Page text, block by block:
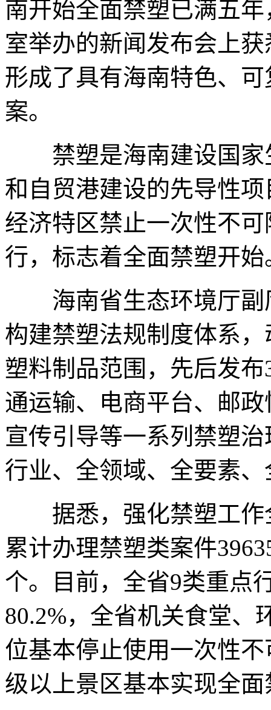
南开始全面禁塑已满五
室举办的新闻发布会上
形成了具有海南特色、
案。
禁塑是海南建设国家
和自贸港建设的先导性
经济特区禁止一次性不
行，标志着全面禁塑开始
海南省生态环境厅副
构建禁塑法规制度体系
塑料制品范围，先后发
通运输、电商平台、邮
宣传引导等一系列禁塑
行业、全领域、全要素
据悉，强化禁塑工作
累计办理禁塑类案件
个。目前，全省9类重点
80.2%，全省机关食堂、
位基本停止使用一次性
级以上景区基本实现全面